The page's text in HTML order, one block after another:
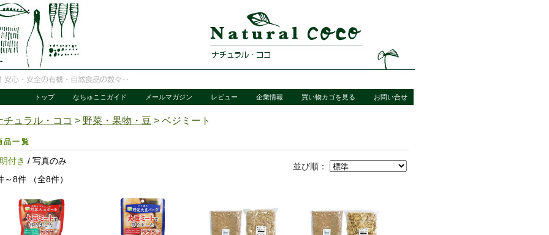
トップ なちゅここガイド メールマガジン レビュー 企業情報 買い物カゴを見る お問い合せ
チュラル・ココ > 野菜・果物・豆 > ベジミート
品一覧
並び順：
付き / 写真のみ
～8件 （全8件）